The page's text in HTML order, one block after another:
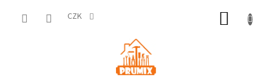
CZK